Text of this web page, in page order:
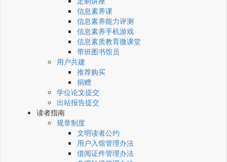
信息素养课
信息素养能力评测
信息素养手机游戏
信息素质教育微课堂
带班图书馆员
用户共建
推荐购买
捐赠
学位论文提交
出站报告提交
读者指南
规章制度
文明读者公约
用户入馆管理办法
借阅证件管理办法